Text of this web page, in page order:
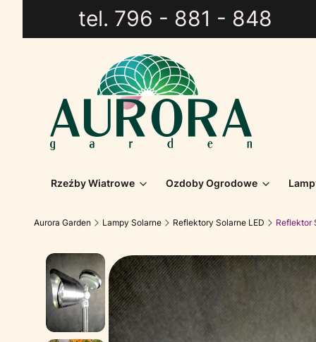
tel. 796 - 881 - 848
Rzeźby Wiatrowe Ozdoby Ogrodowe
Aurora Garden Lampy Solarne Reflektory Solarne LED Reflektor